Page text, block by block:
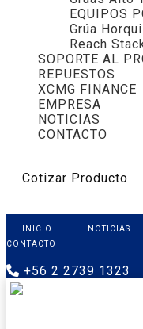
EQUIPOS
Grúa
Reach
SOPORTE AL
REPUESTOS
XCMG FINANCE
EMPRESA
NOTICIAS
CONTACTO
Cotizar Producto
INICIO NOTICIAS
CONTACTO
+56 2 2739 1323